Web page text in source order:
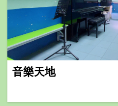
音樂天地